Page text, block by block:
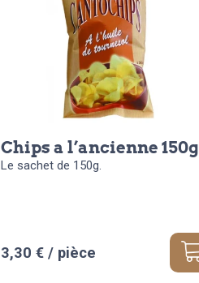
chips a l’ancienne 150g
Le sachet de 150g.
3,30 € / pièce